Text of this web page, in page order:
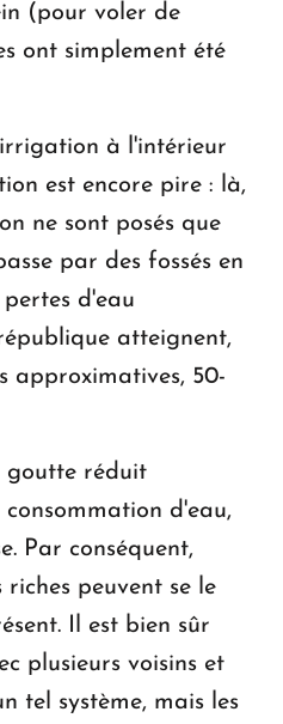
(pour voler de
ont simplement été
à l'intérieur
est encore pire : là,
ne sont posés que
par des fossés en
pertes d'eau
atteignent,
approximatives, 50-
réduit
d'eau,
Par conséquent,
riches peuvent se le
Il est bien sûr
plusieurs voisins et
tel système, mais les